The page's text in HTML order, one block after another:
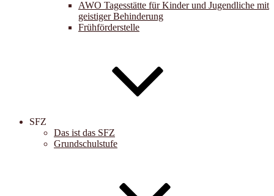
AWO Tagesstätte für Kinder und Jugendliche mit
geistiger Behinderung
Frühförderstelle
SFZ
Das ist das SFZ
Grundschulstufe